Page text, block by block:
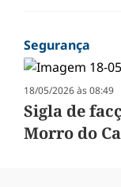
Segurança
18/05/2026 às 08:49
Sigla de
Morro do